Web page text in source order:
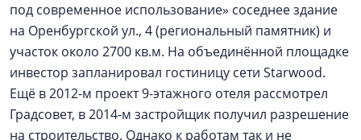
под современное использование» соседнее здание
на Оренбургской ул., 4 (региональный памятник) и
участок около 2700 кв.м. На объединённой площадке
инвестор запланировал гостиницу сети Starwood.
Ещё в 2012-м проект 9-этажного отеля рассмотрел
Градсовет, в 2014-м застройщик получил разрешение
на строительство. Однако к работам так и не